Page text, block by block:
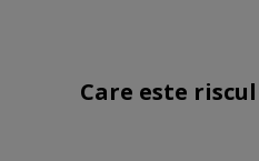
Care este riscul